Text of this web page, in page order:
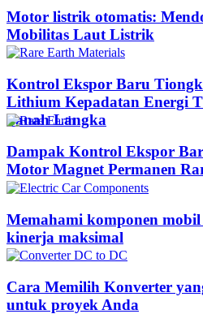
Motor listrik otomatis:
Mobilitas Laut Listrik
Kontrol Ekspor Baru
Lithium Kepadatan Energi
Tanah Langka
Dampak Kontrol Ekspor
Motor Magnet Permanen
Memahami komponen
kinerja maksimal
Cara Memilih Konverter
untuk proyek Anda